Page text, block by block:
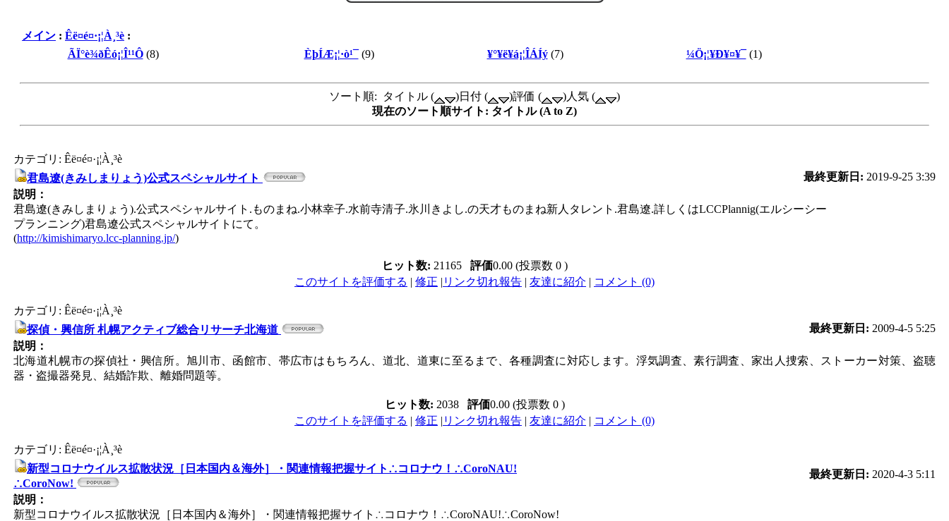
メイン : Êë¤é¤·¡¦À¸³è :
ÃÏ°è¾ðÊó¡¦Î¹¹Ô(8) ÈþÍÆ¡¦·ò¹¯(9) ¥°¥ë¥á¡¦ÎÁÍý(7) ¼Ö¡¦¥Ð¥¤¥¯(1)
ソート順: タイトル ( )日付 ( )評価 ( )人気 (
)
現在のソート順サイト: タイトル (A to Z)
カテゴリ: Êë¤é¤·¡¦À¸³è
君島遼(きみしまりょう)公式スペシャルサイト
最終更新日: 2019-9-25 3:39
説明：
君島遼(きみしまりょう).公式スペシャルサイト.ものまね.小林幸子.水前寺清子.氷川きよし.の天才ものまね新人タレント.君島遼.詳しくはLCCPlannig(エルシーシー
プランニング)君島遼公式スペシャルサイトにて。
(http://kimishimaryo.lcc-planning.jp/)
ヒット数: 21165 評価0.00 (投票数 0 )
このサイトを評価する | 修正 | リンク切れ報告 | 友達に紹介 | コメント (0)
カテゴリ: Êë¤é¤·¡¦À¸³è
探偵・興信所 札幌アクティブ総合リサーチ北海道
最終更新日: 2009-4-5 5:25
説明：
北海道札幌市の探偵社・興信所。旭川市、函館市、帯広市はもちろん、道北、道東に至るまで、各種調査に対応します。浮気調査、素行調査、家出人捜索、ストーカー対策、盗聴
器・盗撮器発見、結婚詐欺、離婚問題等。
ヒット数: 2038 評価0.00 (投票数 0 )
このサイトを評価する | 修正 | リンク切れ報告 | 友達に紹介 | コメント (0)
カテゴリ: Êë¤é¤·¡¦À¸³è
新型コロナウイルス拡散状況［日本国内＆海外］・関連情報把握サイト∴コロナウ！∴CoroNAU!
∴CoroNow!
最終更新日: 2020-4-3 5:11
説明：
新型コロナウイルス拡散状況［日本国内＆海外］・関連情報把握サイト∴コロナウ！∴CoroNAU!∴CoroNow!